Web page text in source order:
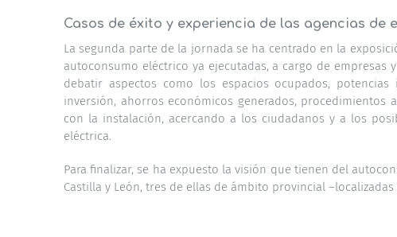
Casos de éxito y experiencia de las agencias de
La segunda parte de la jornada se ha centrado en la
autoconsumo eléctrico ya ejecutadas, a cargo de
debatir aspectos como los espacios ocupados,
inversión, ahorros económicos generados,
con la instalación, acercando a los ciudadanos y a los
eléctrica.
Para finalizar, se ha expuesto la visión que tienen del
Castilla y León, tres de ellas de ámbito provincial